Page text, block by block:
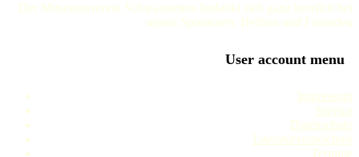
Der Museumsverein Schwanstetten bedankt sich ganz herzlich bei
seinen Sponsoren, Helfern und Freunden
User account menu
Impressum
Service
Datenschutz
Literaturverzeichnis
Termine